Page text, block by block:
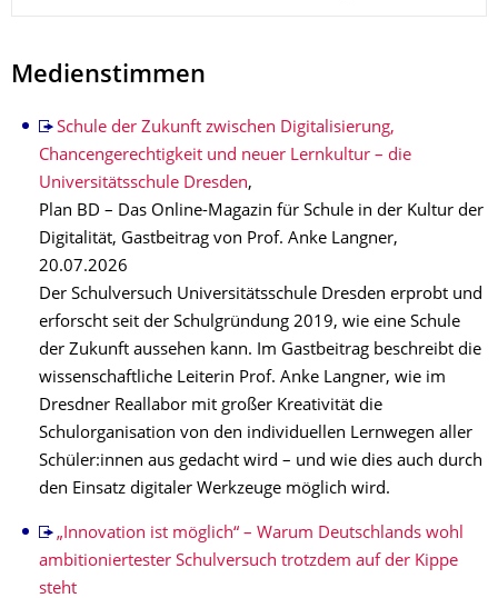
Medienstimmen
Schule der Zukunft zwischen Digitalisierung,
Chancengerechtigkeit und neuer Lernkultur – die
Universitätsschule Dresden,
Plan BD – Das Online-Magazin für Schule in der Kultur der
Digitalität, Gastbeitrag von Prof. Anke Langner,
20.07.2026
Der Schulversuch Universitätsschule Dresden erprobt und
erforscht seit der Schul­grün­dung 2019, wie eine Schule
der Zukunft aussehen kann. Im Gastbeitrag beschreibt die
wissenschaftliche Leiterin Prof. Anke Langner, wie im
Dresdner Reallabor mit großer Kreativität die
Schulorganisation von den individuellen Lernwegen aller
Schüler:innen aus gedacht wird – und wie dies auch durch
den Einsatz digitaler Werkzeuge möglich wird.
„Innovation ist möglich“ – Warum Deutschlands wohl
ambitioniertester Schulversuch trotzdem auf der Kippe
steht